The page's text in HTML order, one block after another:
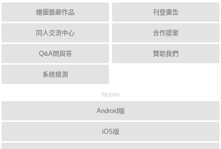
繪圖藝廊作品
同人交流中心
Q&A問與答
系統檢測
刊登廣告
合作提案
贊助我們
Mobile
Android版
iOS版